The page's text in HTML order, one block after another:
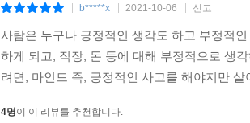
종이책 구매 론다 번의 시크릿 책을 읽고
b*****x 2021-10-06 신고
사람은 누구나 긍정적인 생각도 하고 부정적
하게 되고, 직장, 돈 등에 대해 부정적으로 생